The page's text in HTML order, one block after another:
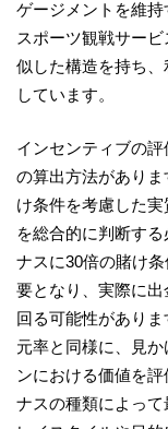
ゲージメントを維持
スポーツ観戦サー
似した構造を持ち
しています。
インセンティブの
の算出方法があり
け条件を考慮した
を総合的に判断す
ナスに30倍の賭け
要となり、実際に
回る可能性があり
元率と同様に、見
ンにおける価値を
ナスの種類によっ